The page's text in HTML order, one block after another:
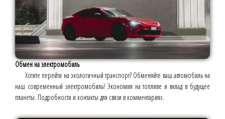
Обмен на электромобиль
Хотите перейти на экологичный транспорт? Обменяйте ваш автомобиль на
наш современный электромобиль! Экономия на топливе и вклад в будущее
планеты. Подробности и контакты для связи в комментариях.